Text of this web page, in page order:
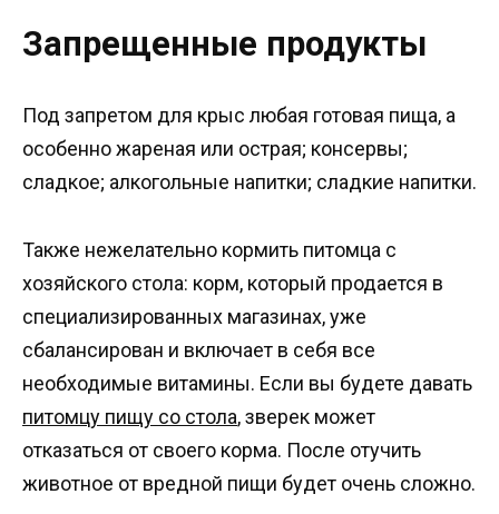
Запрещенные продукты
Под запретом для крыс любая готовая пища, а
особенно жареная или острая; консервы;
сладкое; алкогольные напитки; сладкие напитки.
Также нежелательно кормить питомца с
хозяйского стола: корм, который продается в
специализированных магазинах, уже
сбалансирован и включает в себя все
необходимые витамины. Если вы будете давать
питомцу пищу со стола, зверек может
отказаться от своего корма. После отучить
животное от вредной пищи будет очень сложно.